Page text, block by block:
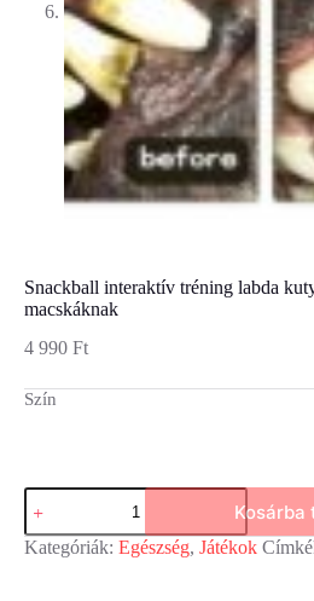
Snackball interaktív tréning labda
macskáknak
4 990 Ft
Szín
Snackball
interaktív
tréning
labda
Kosárba
Kategóriák: Egészség, Játékok